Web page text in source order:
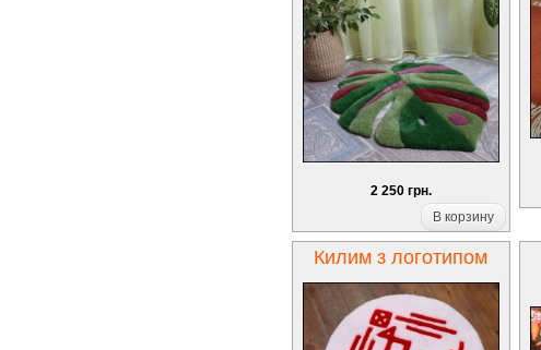
2 250 грн.
В корзину
Килим з логотипом